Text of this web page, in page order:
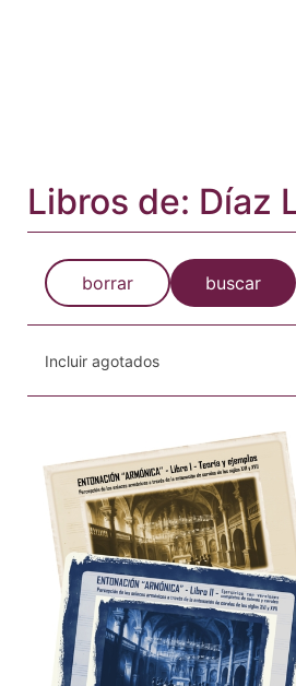
Libros de: Díaz
borrar buscar
Incluir agotados